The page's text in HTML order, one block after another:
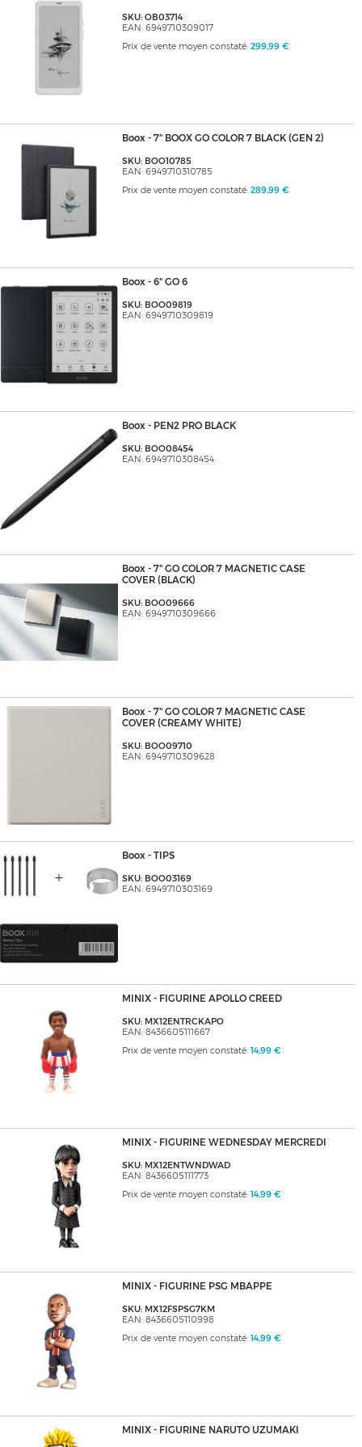
SKU: OB03714
EAN: 6949710309017
Prix de vente moyen constaté: 299,99 €
Boox - 7" BOOX GO COLOR 7 BLACK (GEN 2)
SKU: BOO10785
EAN: 6949710310785
Prix de vente moyen constaté: 289,99 €
Boox - 6" GO 6
SKU: BOO09819
EAN: 6949710309819
Boox - PEN2 PRO BLACK
SKU: BOO08454
EAN: 6949710308454
Boox - 7" GO COLOR 7 MAGNETIC CASE
COVER (BLACK)
SKU: BOO09666
EAN: 6949710309666
Boox - 7" GO COLOR 7 MAGNETIC CASE
COVER (CREAMY WHITE)
SKU: BOO09710
EAN: 6949710309628
Boox - TIPS
SKU: BOO03169
EAN: 6949710303169
MINIX - FIGURINE APOLLO CREED
SKU: MX12ENTRCKAPO
EAN: 8436605111667
Prix de vente moyen constaté: 14,99 €
MINIX - FIGURINE WEDNESDAY MERCREDI
SKU: MX12ENTWNDWAD
EAN: 8436605111773
Prix de vente moyen constaté: 14,99 €
MINIX - FIGURINE PSG MBAPPE
SKU: MX12FSPSG7KM
EAN: 8436605110998
Prix de vente moyen constaté: 14,99 €
MINIX - FIGURINE NARUTO UZUMAKI